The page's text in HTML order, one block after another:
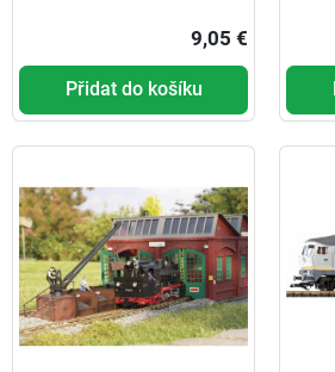
9,05 €
Přidat do košíku